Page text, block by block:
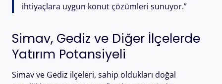
ihtiyaçlara uygun konut çözümleri sunuyor.”
Simav, Gediz ve Diğer İlçelerde
Yatırım Potansiyeli
Simav ve Gediz ilçeleri, sahip oldukları doğal